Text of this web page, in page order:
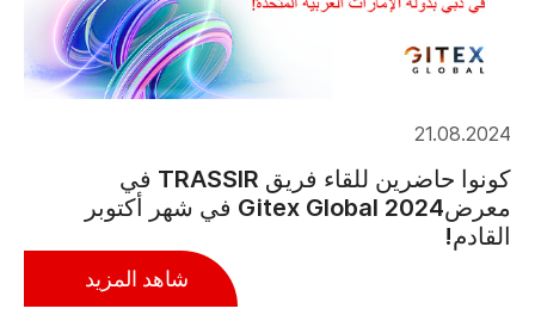
21.08.2024
كونوا حاضرين للقاء فريق TRASSIR في
معرضGitex Global 2024 في شهر أكتوبر
القادم!
شاهد المزيد